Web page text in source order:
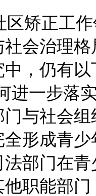
区矫正工作
社会治理格
中 ，仍有以
进一步落
与社会组
全形成青少
法部门在青
他职能部